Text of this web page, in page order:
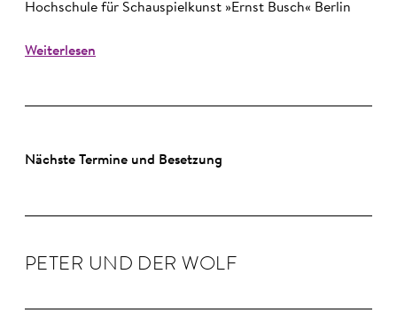
Hochschule für Schauspielkunst »Ernst Busch« Berlin
Weiterlesen
Nächste Termine und Besetzung
PETER UND DER WOLF